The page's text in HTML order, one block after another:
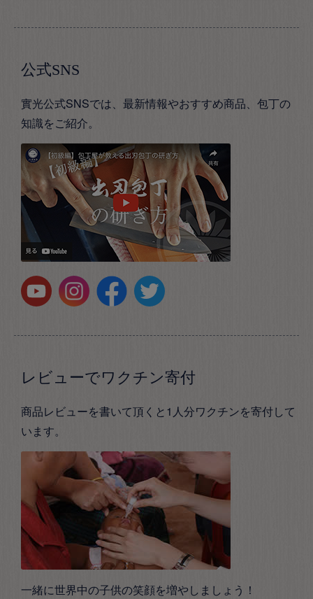
公式SNS
實光公式SNSでは、最新情報やおすすめ商品、包丁の
知識をご紹介。
レビューでワクチン寄付
商品レビューを書いて頂くと1人分ワクチンを寄付して
います。
一緒に世界中の子供の笑顔を増やしましょう！